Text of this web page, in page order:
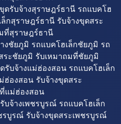
ดรับจ้างสุราษฎร์ธานี รถแบคโฮ
กสุราษฎร์ธานี รับจ้างขุดสระ
ที่สุราษฎร์ธานี
งชัยภูมิ รถแบคโฮเล็กชัยภูมิ รถ
ระชัยภูมิ รับเหมาถมที่ชัยภูมิ
บจ้างแม่ฮ่องสอน รถแบคโฮเล็ก
องสอน รับจ้างขุดสระ
แม่ฮ่องสอน
จ้างเพชรบูรณ์ รถแบคโฮเล็ก
รบูรณ์ รับจ้างขุดสระเพชรบูรณ์